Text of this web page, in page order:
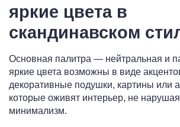
яркие цвета в
скандинавском
Основная палитра — нейтральная и
яркие цвета возможны в виде
декоративные подушки, картины или
которые оживят интерьер, не
минимализм.